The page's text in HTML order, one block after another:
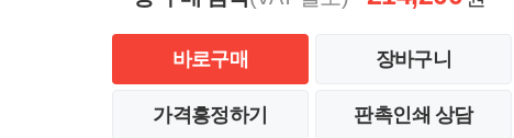
바로구매 장바구니
가격흥정하기 판촉인쇄 상담